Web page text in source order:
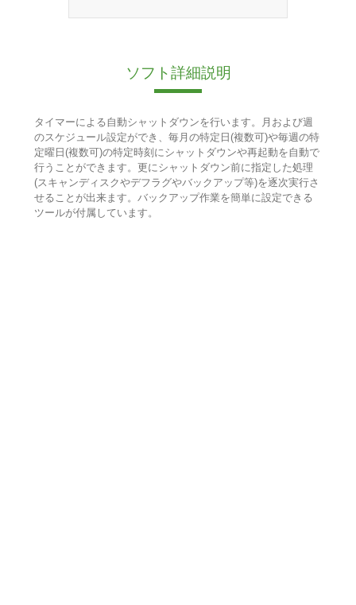
ソフト詳細説明
タイマーによる自動シャットダウンを行います。月および週
のスケジュール設定ができ、毎月の特定日(複数可)や毎週の特
定曜日(複数可)の特定時刻にシャットダウンや再起動を自動で
行うことができます。更にシャットダウン前に指定した処理
(スキャンディスクやデフラグやバックアップ等)を逐次実行さ
せることが出来ます。バックアップ作業を簡単に設定できる
ツールが付属しています。